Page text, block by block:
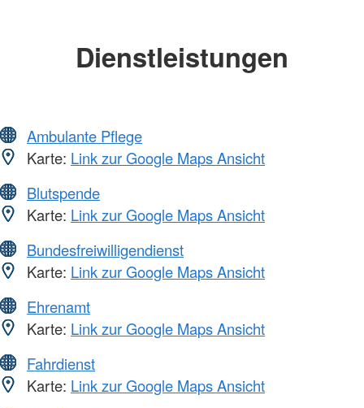
Dienstleistungen
Ambulante Pflege
Karte: Link zur Google Maps Ansicht
Blutspende
Karte: Link zur Google Maps Ansicht
Bundesfreiwilligendienst
Karte: Link zur Google Maps Ansicht
Ehrenamt
Karte: Link zur Google Maps Ansicht
Fahrdienst
Karte: Link zur Google Maps Ansicht